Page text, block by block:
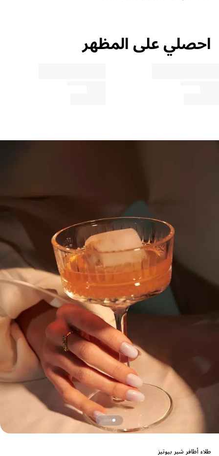
احصلي على المظهر
طلاء أظافر شير بيوتيز